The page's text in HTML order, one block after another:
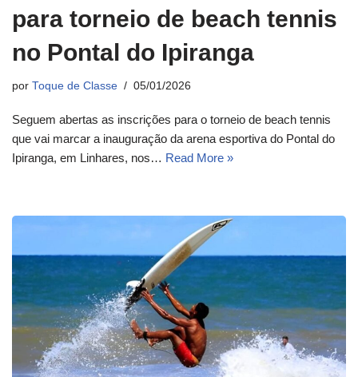
para torneio de beach tennis
no Pontal do Ipiranga
por Toque de Classe 05/01/2026
Seguem abertas as inscrições para o torneio de beach tennis
que vai marcar a inauguração da arena esportiva do Pontal do
Ipiranga, em Linhares, nos… Read More »